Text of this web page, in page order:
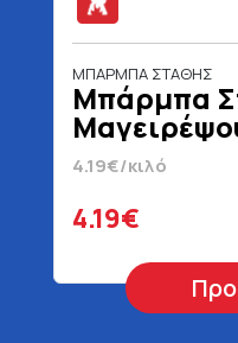
ΜΠΑΡΜΠΑ ΣΤΑΘΗΣ
Μπάρμπα
Μπάμιες
4.19€/κιλό
4.19€